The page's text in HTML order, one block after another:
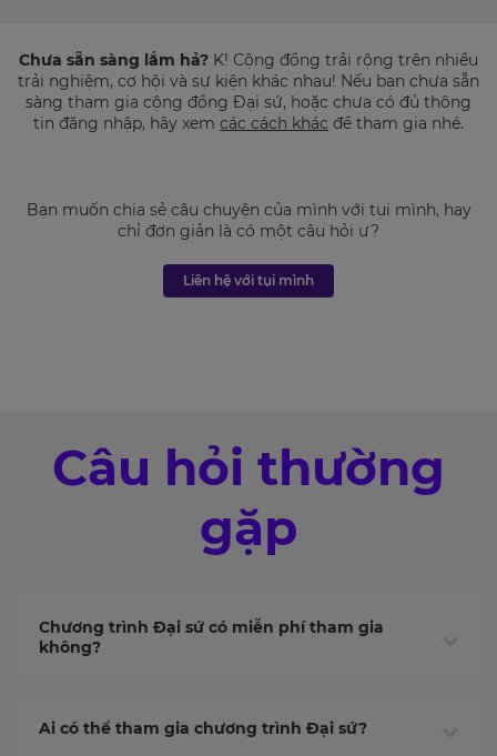
Chưa sẵn sàng lắm hả? K! Cộng đồng trải rộng trên nhiều
trải nghiệm, cơ hội và sự kiện khác nhau! Nếu bạn chưa sẵn
sàng tham gia cộng đồng Đại sứ, hoặc chưa có đủ thông
tin đăng nhập, hãy xem các cách khác để tham gia nhé.
Bạn muốn chia sẻ câu chuyện của mình với tụi mình, hay
chỉ đơn giản là có một câu hỏi ư?
Liên hệ với tụi mình
Câu hỏi thường
gặp
Chương trình Đại sứ có miễn phí tham gia
không?
Ai có thể tham gia chương trình Đại sứ?